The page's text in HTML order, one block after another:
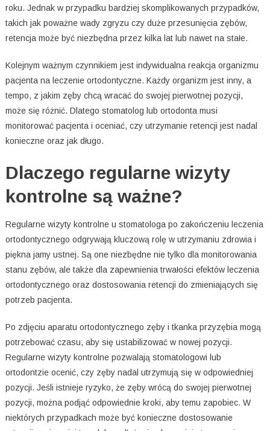
roku. Jednak w przypadku bardziej skomplikowanych przypadków,
takich jak poważne wady zgryzu czy duże przesunięcia zębów,
retencja może być niezbędna przez kilka lat lub nawet na stałe.
Kolejnym ważnym czynnikiem jest indywidualna reakcja organizmu
pacjenta na leczenie ortodontyczne. Każdy organizm jest inny, a
tempo, z jakim zęby chcą wracać do swojej pierwotnej pozycji,
może się różnić. Dlatego stomatolog lub ortodonta musi
monitorować pacjenta i oceniać, czy utrzymanie retencji jest nadal
konieczne oraz jak długo.
Dlaczego regularne wizyty
kontrolne są ważne?
Regularne wizyty kontrolne u stomatologa po zakończeniu leczenia
ortodontycznego odgrywają kluczową rolę w utrzymaniu zdrowia i
piękna jamy ustnej. Są one niezbędne nie tylko dla monitorowania
stanu zębów, ale także dla zapewnienia trwałości efektów leczenia
ortodontycznego oraz dostosowania retencji do zmieniających się
potrzeb pacjenta.
Po zdjęciu aparatu ortodontycznego zęby i tkanka przyzębia mogą
potrzebować czasu, aby się ustabilizować w nowej pozycji.
Regularne wizyty kontrolne pozwalają stomatologowi lub
ortodontzie ocenić, czy zęby nadal utrzymują się w odpowiedniej
pozycji. Jeśli istnieje ryzyko, że zęby wrócą do swojej pierwotnej
pozycji, można podjąć odpowiednie kroki, aby temu zapobiec. W
niektórych przypadkach może być konieczne dostosowanie